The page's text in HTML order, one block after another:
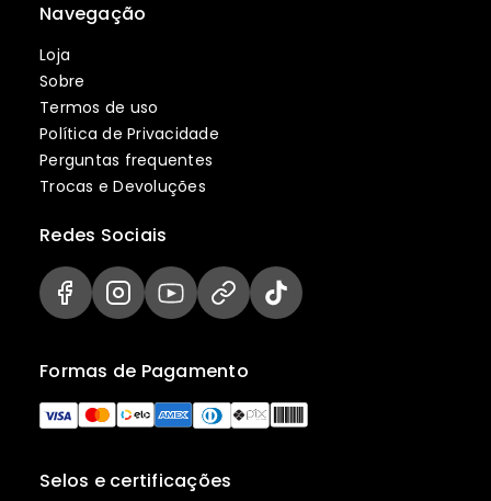
Navegação
Loja
Sobre
Termos de uso
Política de Privacidade
Perguntas frequentes
Trocas e Devoluções
Selos e certificações
Formas de Pagamento
Redes Sociais